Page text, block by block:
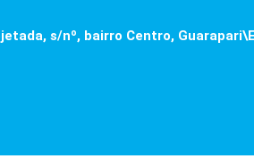
s/nº, bairro Centro,